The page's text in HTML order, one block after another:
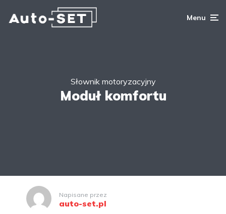
Menu
Słownik motoryzacyjny
Moduł komfortu
Napisane przez
auto-set.pl